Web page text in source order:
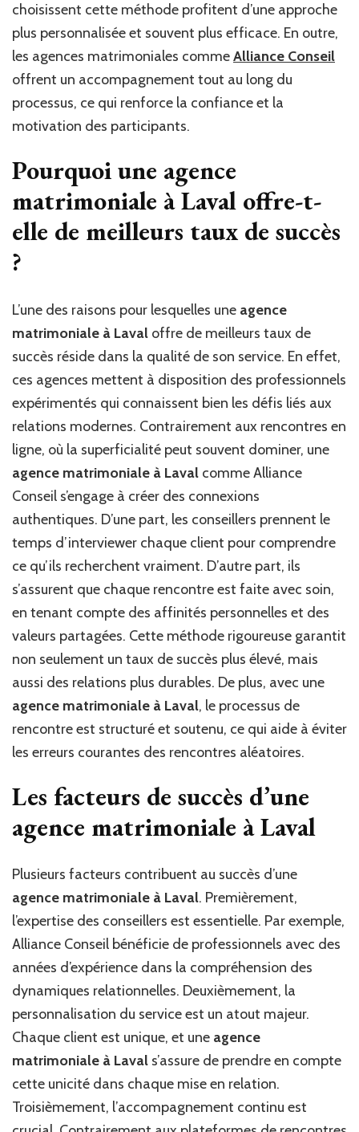
choisissent cette méthode profitent d’une approche
plus personnalisée et souvent plus efficace. En outre,
les agences matrimoniales commeAlliance Conseil
offrent un accompagnement tout au long du
processus, ce qui renforce la confiance et la
motivation des participants.
Pourquoi une agence
matrimoniale à Laval offre-t-
elle de meilleurs taux de succès
?
L’une des raisons pour lesquelles une agence
matrimoniale à Laval offre de meilleurs taux de
succès réside dans la qualité de son service. En effet,
ces agences mettent à disposition des professionnels
expérimentés qui connaissent bien les défis liés aux
relations modernes. Contrairement aux rencontres en
ligne, où la superficialité peut souvent dominer, une
agence matrimoniale à Laval comme Alliance
Conseil s’engage à créer des connexions
authentiques. D’une part, les conseillers prennent le
temps d’interviewer chaque client pour comprendre
ce qu’ils recherchent vraiment. D’autre part, ils
s’assurent que chaque rencontre est faite avec soin,
en tenant compte des affinités personnelles et des
valeurs partagées. Cette méthode rigoureuse garantit
non seulement un taux de succès plus élevé, mais
aussi des relations plus durables. De plus, avec une
agence matrimoniale à Laval, le processus de
rencontre est structuré et soutenu, ce qui aide à éviter
les erreurs courantes des rencontres aléatoires.
Les facteurs de succès d’une
agence matrimoniale à Laval
Plusieurs facteurs contribuent au succès d’une
agence matrimoniale à Laval. Premièrement,
l’expertise des conseillers est essentielle. Par exemple,
Alliance Conseil bénéficie de professionnels avec des
années d’expérience dans la compréhension des
dynamiques relationnelles. Deuxièmement, la
personnalisation du service est un atout majeur.
Chaque client est unique, et une agence
matrimoniale à Laval s’assure de prendre en compte
cette unicité dans chaque mise en relation.
Troisièmement, l’accompagnement continu est